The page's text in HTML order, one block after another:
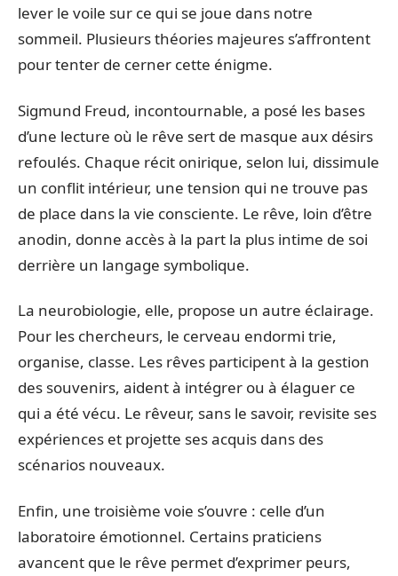
lever le voile sur ce qui se joue dans notre
sommeil. Plusieurs théories majeures s’affrontent
pour tenter de cerner cette énigme.
Sigmund Freud, incontournable, a posé les bases
d’une lecture où le rêve sert de masque aux désirs
refoulés. Chaque récit onirique, selon lui, dissimule
un conflit intérieur, une tension qui ne trouve pas
de place dans la vie consciente. Le rêve, loin d’être
anodin, donne accès à la part la plus intime de soi
derrière un langage symbolique.
La neurobiologie, elle, propose un autre éclairage.
Pour les chercheurs, le cerveau endormi trie,
organise, classe. Les rêves participent à la gestion
des souvenirs, aident à intégrer ou à élaguer ce
qui a été vécu. Le rêveur, sans le savoir, revisite ses
expériences et projette ses acquis dans des
scénarios nouveaux.
Enfin, une troisième voie s’ouvre : celle d’un
laboratoire émotionnel. Certains praticiens
avancent que le rêve permet d’exprimer peurs,